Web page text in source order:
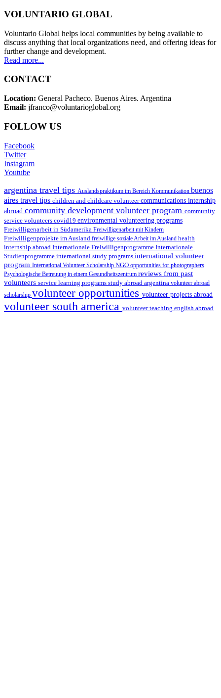
VOLUNTARIO GLOBAL
Voluntario Global helps local communities by being available to
discuss anything that local organizations need, and offering ideas for
further change and development.
Read more...
CONTACT
Location: General Pacheco. Buenos Aires. Argentina
Email: jfranco@voluntarioglobal.org
FOLLOW US
Facebook
Twitter
Instagram
Youtube
argentina travel tips Auslandspraktikum im Bereich Kommunikation buenos
aires travel tips children and childcare volunteercommunications internship
abroad community development volunteer program community
service volunteers covid19 environmental volunteering programs
Freiwilligenarbeit in Südamerika Freiwilligenarbeit mit Kindern
Freiwilligenprojekte im Ausland freiwillige soziale Arbeit im Ausland health
internship abroad Internationale Freiwilligenprogramme Internationale
Studienprogramme international study programs international volunteer
program International Volunteer Scholarship NGO opportunities for photographers
Psychologische Betreuung in einem Gesundheitszentrum reviews from past
volunteers service learning programs study abroad argentina volunteer abroad
scholarship volunteer opportunities volunteer projects abroad
volunteer south america volunteer teaching english abroad